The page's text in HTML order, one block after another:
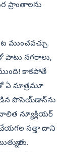
ప్రాంతాలను
ముంచవచ్చు.
పాటు నగరాలు,
కాకపోతే
ఏ మాత్రమూ
పొసెయ్‌డాన్‌ను
న్యూక్లియర్‌
చేయగల సత్తా దాని